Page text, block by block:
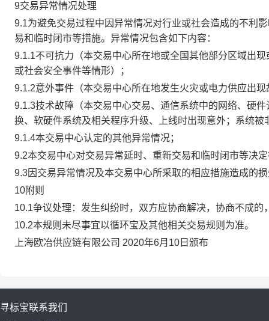
9交易异常情况处理
9.1为避免交易过程中因异常情况对行业或社会造成的不利
易和临时闭市等措施。异常情况包含如下内容：
9.1.1不可抗力（本交易中心所在地或全国其他部分区域出
或社会安全事件等情形）；
9.1.2意外事件（本交易中心所在地发生火灾或电力供应出
9.1.3技术故障（本交易中心交易、通信系统中的网络、硬
换、软硬件系统及相关程序升级、上线时出现意外；系统
9.1.4本交易中心认定的其他异常情况；
9.2本交易中心对交易异常延时、重新交易和临时闭市等决
9.3因交易异常情况及本交易中心所采取的相应措施造成的
10附则
10.1争议处理：发生纠纷时，双方应协商解决，协商不成
10.2本规则未尽事宜以循环宝及其他相关交易规则为准。
上海欧冶供应链有限公司 2020年6月10日颁布
寻标宝联系我们